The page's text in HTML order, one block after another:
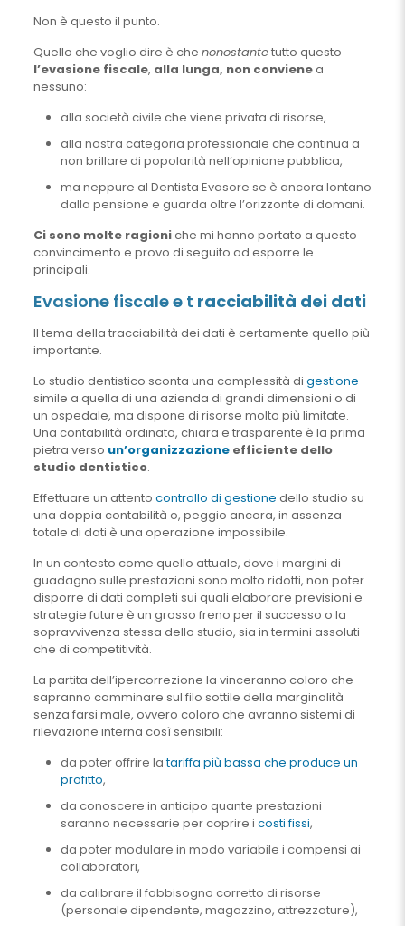
Non è questo il punto.
Quello che voglio dire è che nonostantetutto questo
l’evasione fiscale, alla lunga, non convienea
nessuno:
alla società civile che viene privata di risorse,
alla nostra categoria professionale che continua a
non brillare di popolarità nell’opinione pubblica,
ma neppure al Dentista Evasore se è ancora lontano
dalla pensione e guarda oltre l’orizzonte di domani.
Ci sono molte ragioniche mi hanno portato a questo
convincimento e provo di seguito ad esporre le
principali.
Evasione fiscale e t racciabilità dei dati
Il tema della tracciabilità dei dati è certamente quello più
importante.
Lo studio dentistico sconta una complessità di gestione
simile a quella di una azienda di grandi dimensioni o di
un ospedale, ma dispone di risorse molto più limitate.
Una contabilità ordinata, chiara e trasparente è la prima
pietra verso un’organizzazioneefficiente dello
studio dentistico.
Effettuare un attento controllo di gestione dello studio su
una doppia contabilità o, peggio ancora, in assenza
totale di dati è una operazione impossibile.
In un contesto come quello attuale, dove i margini di
guadagno sulle prestazioni sono molto ridotti, non poter
disporre di dati completi sui quali elaborare previsioni e
strategie future è un grosso freno per il successo o la
sopravvivenza stessa dello studio, sia in termini assoluti
che di competitività.
La partita dell’ipercorrezione la vinceranno coloro che
sapranno camminare sul filo sottile della marginalità
senza farsi male, ovvero coloro che avranno sistemi di
rilevazione interna così sensibili:
da poter offrire latariffa più bassa che produce un
profitto,
da conoscere in anticipo quante prestazioni
saranno necessarie per coprire i costi fissi,
da poter modulare in modo variabile i compensi ai
collaboratori,
da calibrare il fabbisogno corretto di risorse
(personale dipendente, magazzino, attrezzature),